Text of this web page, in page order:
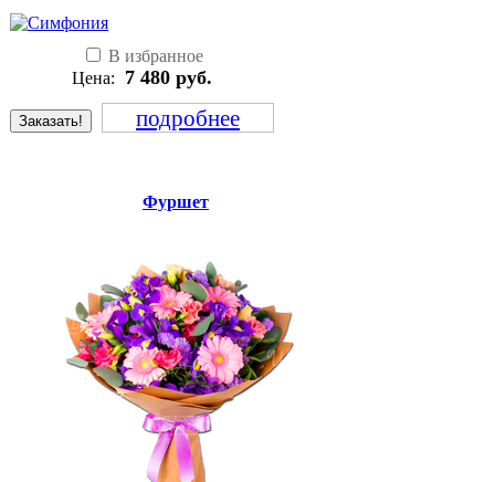
В избранное
Цена:
7 480 руб.
Заказать! подробнее
Фуршет